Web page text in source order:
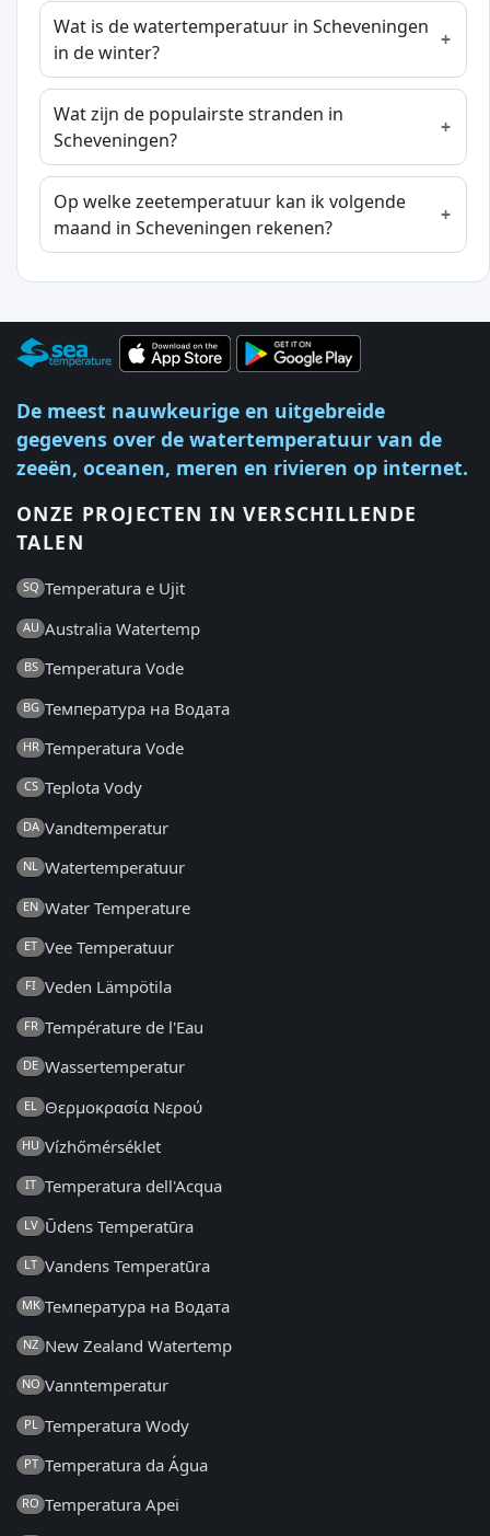
Wat is de watertemperatuur in Scheveningen
in de winter?
Wat zijn de populairste stranden in
Scheveningen?
Op welke zeetemperatuur kan ik volgende
maand in Scheveningen rekenen?
De meest nauwkeurige en uitgebreide
gegevens over de watertemperatuur van de
zeeën, oceanen, meren en rivieren op internet.
ONZE PROJECTEN IN VERSCHILLENDE
TALEN
SQ Temperatura e Ujit
AU Australia Watertemp
BS Temperatura Vode
BG Температура на Водата
HR Temperatura Vode
CS Teplota Vody
DA Vandtemperatur
NL Watertemperatuur
EN Water Temperature
ET Vee Temperatuur
FI Veden Lämpötila
FR Température de l'Eau
DE Wassertemperatur
EL Θερμοκρασία Νερού
HU Vízhőmérséklet
IT Temperatura dell'Acqua
LV Ūdens Temperatūra
LT Vandens Temperatūra
MK Температура на Водата
NZ New Zealand Watertemp
NO Vanntemperatur
PL Temperatura Wody
PT Temperatura da Água
RO Temperatura Apei